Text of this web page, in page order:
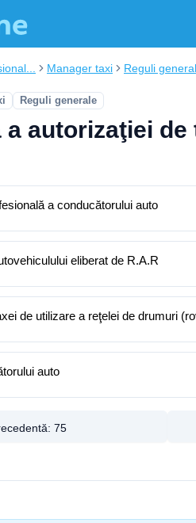
Manager taxi Reguli
Reguli generale
autorizaţiei
a conducătorului auto
eliberat de R.A.R
de utilizare a reţelei de drumuri
auto
75